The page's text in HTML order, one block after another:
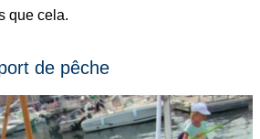
que cela.
de pêche